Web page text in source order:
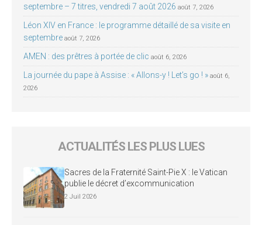
septembre – 7 titres, vendredi 7 août 2026 août 7, 2026
Léon XIV en France : le programme détaillé de sa visite en
septembre août 7, 2026
AMEN : des prêtres à portée de clic août 6, 2026
La journée du pape à Assise : « Allons-y ! Let’s go ! » août 6,
2026
ACTUALITÉS LES PLUS LUES
Sacres de la Fraternité Saint-Pie X : le Vatican
publie le décret d’excommunication
2 Juil 2026